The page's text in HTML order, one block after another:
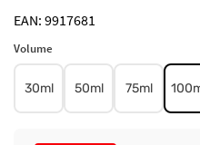
9917681
Volume
30ml 50ml 75ml